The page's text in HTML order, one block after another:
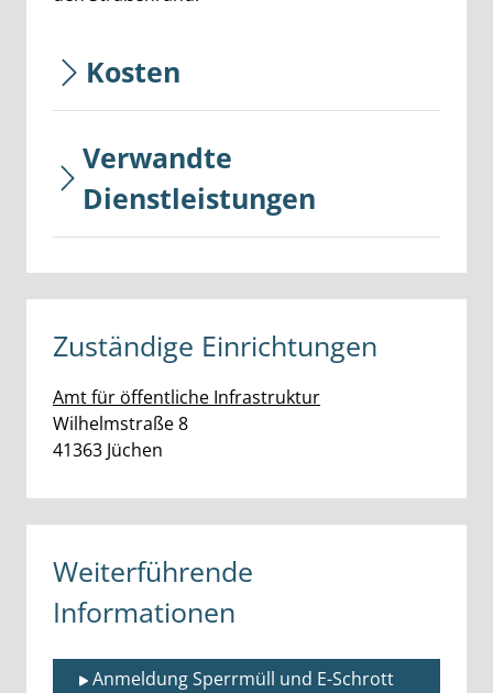
Kosten
Verwandte
Dienstleistungen
Zuständige Einrichtungen
Amt für öffentliche Infrastruktur
Straße:
WilhelmstraßeHausnummer:
8
PLZ:
41363 Ort:
Jüchen
Weiterführende
Informationen
Anmeldung Sperrmüll und E-Schrott